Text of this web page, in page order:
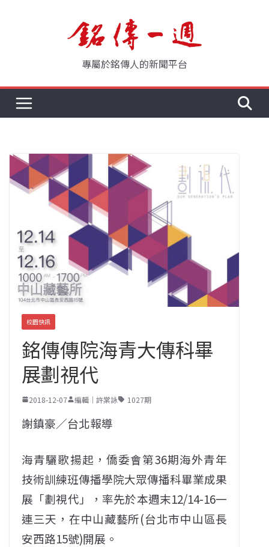
專屬於銘傳人的新聞平台
校園快訊
銘傳傳院海青大傳科畢
展劃視代
2018-12-07 編輯｜許棠詠 1027期
謝鎮豪／台北報導
海青驪歌揚起，僑委會第36期海外青年
技術訓練班傳播學院大眾傳播科畢業成果
展「劃視代」，率先於本週末12/14-16一
連三天，在中山藏藝所(台北市中山區長
安西路15號)開展。